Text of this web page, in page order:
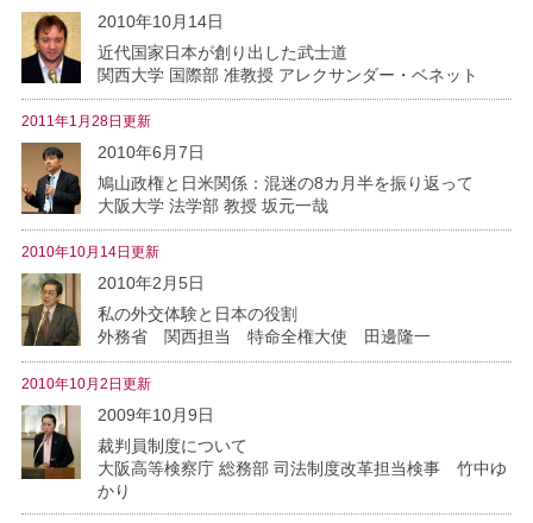
2010年10月14日
近代国家日本が創り出した武士道
関西大学 国際部 准教授 アレクサンダー・ベネット
2011年1月28日更新
2010年6月7日
鳩山政権と日米関係：混迷の8カ月半を振り返って
大阪大学 法学部 教授 坂元一哉
2010年10月14日更新
2010年2月5日
私の外交体験と日本の役割
外務省 関西担当 特命全権大使 田邊隆一
2010年10月2日更新
2009年10月9日
裁判員制度について
大阪高等検察庁 総務部 司法制度改革担当検事 竹中ゆ
かり